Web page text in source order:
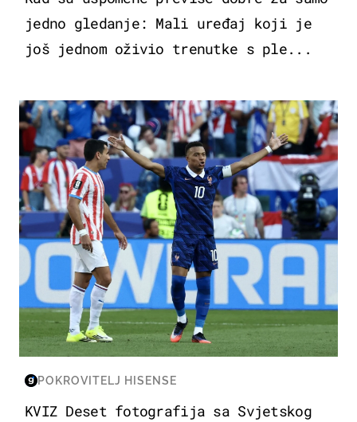
jedno gledanje: Mali uređaj koji je
još jednom oživio trenutke s ple...
SVJETSKO PRVENSTVO 2026
POKROVITELJ HISENSE
KVIZ Deset fotografija sa Svjetskog